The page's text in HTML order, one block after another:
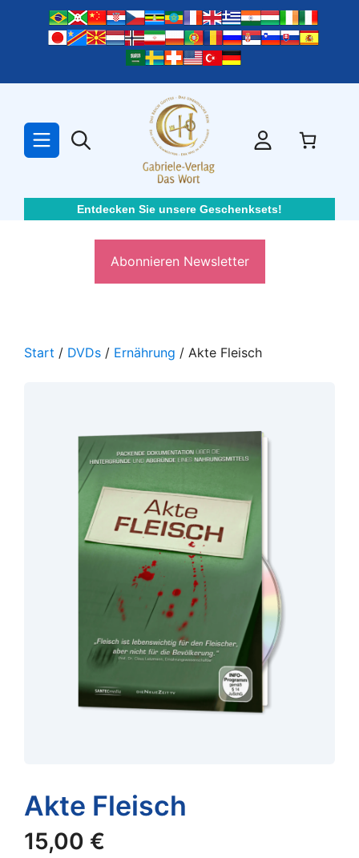
springen
Entdecken Sie unsere Geschenksets!
Abonnieren Newsletter
Start / DVDs / Ernährung / Akte Fleisch
Akte Fleisch
15,00 €